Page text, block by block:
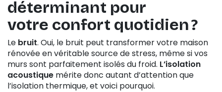
déterminant pour
votre confort quotidien?
Le bruit. Oui, le bruit peut transformer votre maison
rénovée en véritable source de stress, même si vos
murs sont parfaitement isolés du froid. L’isolation
acoustique mérite donc autant d’attention que
l’isolation thermique, et voici pourquoi.